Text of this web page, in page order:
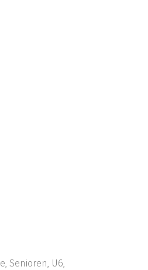
Senioren, U6,